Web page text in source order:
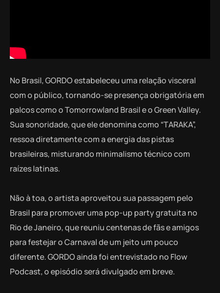
No Brasil, GORDO estabeleceu uma relação visceral
com o público, tornando-se presença obrigatória em
palcos como o Tomorrowland Brasil e o Green Valley.
Sua sonoridade, que ele denomina como “TARAKA”,
ressoa diretamente com a energia das pistas
brasileiras, misturando minimalismo técnico com
raízes latinas.
Não à toa, o artista aproveitou sua passagem pelo
Brasil para promover uma pop-up party gratuita no
Rio de Janeiro, que reuniu centenas de fãs e amigos
para festejar o Carnaval de um jeito um pouco
diferente. GORDO ainda foi entrevistado no Flow
Podcast, o episódio será divulgado em breve.